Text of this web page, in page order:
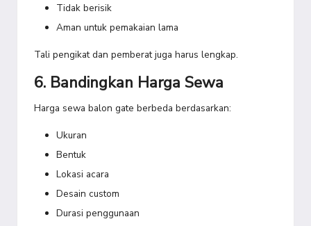
Tidak berisik
Aman untuk pemakaian lama
Tali pengikat dan pemberat juga harus lengkap.
6. Bandingkan Harga Sewa
Harga sewa balon gate berbeda berdasarkan:
Ukuran
Bentuk
Lokasi acara
Desain custom
Durasi penggunaan